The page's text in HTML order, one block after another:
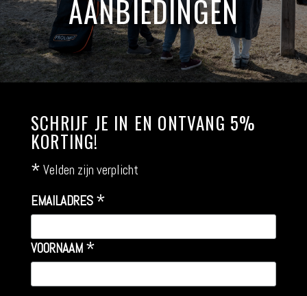
AANBIEDINGEN
SCHRIJF JE IN EN ONTVANG 5%
KORTING!
* Velden zijn verplicht
EMAILADRES *
VOORNAAM *